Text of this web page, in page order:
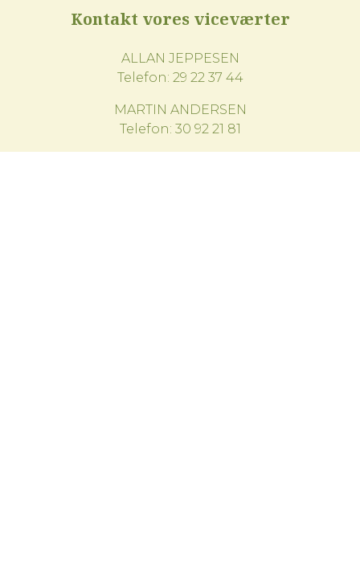
Kontakt vores viceværter
ALLAN JEPPESEN
Telefon: 29 22 37 44
MARTIN ANDERSEN
Telefon: 30 92 21 81